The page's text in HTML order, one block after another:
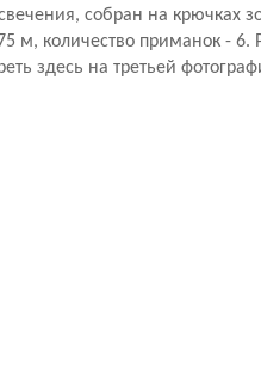
собран на крючках
м, количество приманок - 6.
здесь на третьей